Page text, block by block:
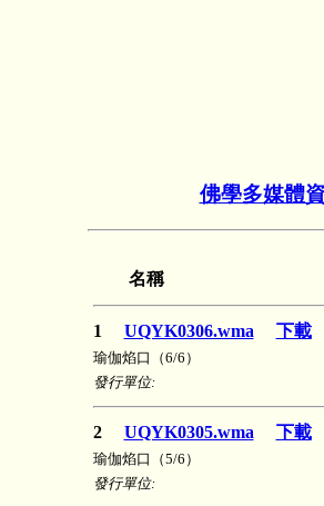
佛學多媒體
名稱
1 UQYK0306.wma 下載
瑜伽焰口（6/6）
發行單位:
2 UQYK0305.wma 下載
瑜伽焰口（5/6）
發行單位: